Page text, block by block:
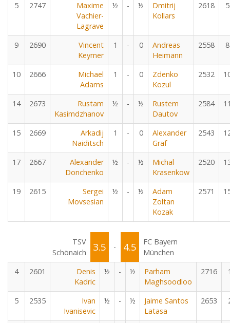
5 2747
Maxime
Vachier-
Lagrave
½ - ½
Dmitrij
Kollars
2618 5
9 2690
Vincent
Keymer
1 - 0
Andreas
Heimann
2558 8
10 2666
Michael
Adams
1 - 0
Zdenko
Kozul
2532
14 2673
Rustam
Kasimdzhanov
½ - ½
Rustem
Dautov
2584
15 2669
Arkadij
Naiditsch
1 - 0
Alexander
Graf
2543
17 2667
Alexander
Donchenko
½ - ½
Michal
Krasenkow
2520
19 2615
Sergei
Movsesian
½ - ½
Adam
Zoltan
Kozak
2571
TSV
Schönaich
3.5 - 4.5
FC Bayern
München
4
2601
Denis
Kadric
½ - ½
Parham
Maghsoodloo
2716
5 2535
Ivan
Ivanisevic
½ - ½
Jaime Santos
Latasa
2653